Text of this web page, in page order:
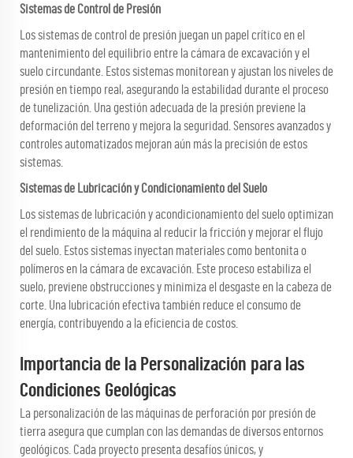
Sistemas de Control de Presión
Los sistemas de control de presión juegan un papel crítico en el
mantenimiento del equilibrio entre la cámara de excavación y el
suelo circundante. Estos sistemas monitorean y ajustan los niveles de
presión en tiempo real, asegurando la estabilidad durante el proceso
de tunelización. Una gestión adecuada de la presión previene la
deformación del terreno y mejora la seguridad. Sensores avanzados y
controles automatizados mejoran aún más la precisión de estos
sistemas.
Sistemas de Lubricación y Condicionamiento del Suelo
Los sistemas de lubricación y acondicionamiento del suelo optimizan
el rendimiento de la máquina al reducir la fricción y mejorar el flujo
del suelo. Estos sistemas inyectan materiales como bentonita o
polímeros en la cámara de excavación. Este proceso estabiliza el
suelo, previene obstrucciones y minimiza el desgaste en la cabeza de
corte. Una lubricación efectiva también reduce el consumo de
energía, contribuyendo a la eficiencia de costos.
Importancia de la Personalización para las
Condiciones Geológicas
La personalización de las máquinas de perforación por presión de
tierra asegura que cumplan con las demandas de diversos entornos
geológicos. Cada proyecto presenta desafíos únicos, y